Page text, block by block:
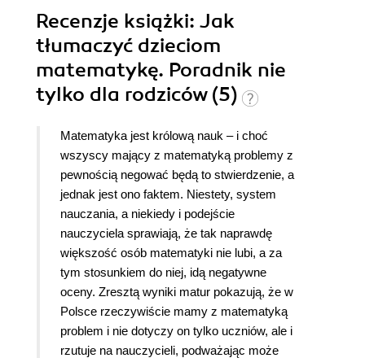
Recenzje książki: Jak
tłumaczyć dzieciom
matematykę. Poradnik nie
tylko dla rodziców (5)
Matematyka jest królową nauk – i choć
wszyscy mający z matematyką problemy z
pewnością negować będą to stwierdzenie, a
jednak jest ono faktem. Niestety, system
nauczania, a niekiedy i podejście
nauczyciela sprawiają, że tak naprawdę
większość osób matematyki nie lubi, a za
tym stosunkiem do niej, idą negatywne
oceny. Zresztą wyniki matur pokazują, że w
Polsce rzeczywiście mamy z matematyką
problem i nie dotyczy on tylko uczniów, ale i
rzutuje na nauczycieli, podważając może